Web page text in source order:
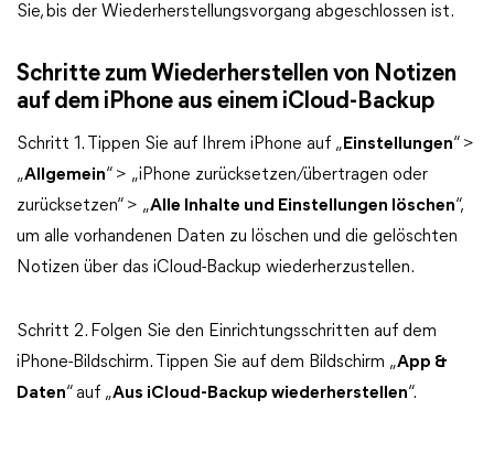
Sie, bis der Wiederherstellungsvorgang abgeschlossen ist.
Schritte zum Wiederherstellen von Notizen
auf dem iPhone aus einem iCloud-Backup
Schritt 1. Tippen Sie auf Ihrem iPhone auf „ Einstellungen“ >
„Allgemein“ > „iPhone zurücksetzen/übertragen oder
zurücksetzen“ > „Alle Inhalte und Einstellungen löschen“,
um alle vorhandenen Daten zu löschen und die gelöschten
Notizen über das iCloud-Backup wiederherzustellen.
Schritt 2. Folgen Sie den Einrichtungsschritten auf dem
iPhone-Bildschirm. Tippen Sie auf dem Bildschirm „App &
Daten“ auf „Aus iCloud-Backup wiederherstellen“.